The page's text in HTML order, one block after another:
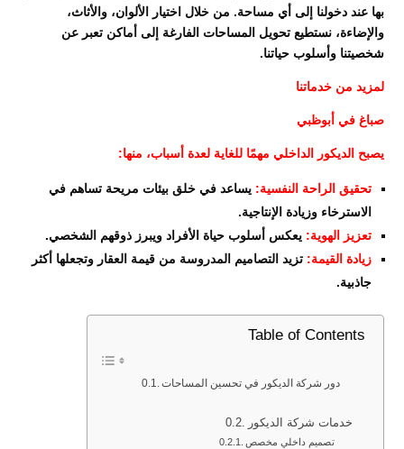
بها عند دخولنا إلى أي مساحة. من خلال اختيار الألوان، والأثاث،
والإضاءة، نستطيع تحويل المساحات الفارغة إلى أماكن تعبر عن
شخصيتنا وأسلوب حياتنا.
لمزيد من خدماتنا
صباغ في أبوظبي
يصبح الديكور الداخلي مهمًا للغاية لعدة أسباب، منها:
تحقيق الراحة النفسية: يساعد في خلق بيئات مريحة تساهم في
الاسترخاء وزيادة الإنتاجية.
تعزيز الهوية: يعكس أسلوب حياة الأفراد ويبرز ذوقهم الشخصي.
زيادة القيمة: تزيد التصاميم المدروسة من قيمة العقار وتجعلها أكثر
جاذبية.
Table of Contents
دور شركة الديكور في تحسين المساحات
خدمات شركة الديكور
تصميم داخلي مخصص